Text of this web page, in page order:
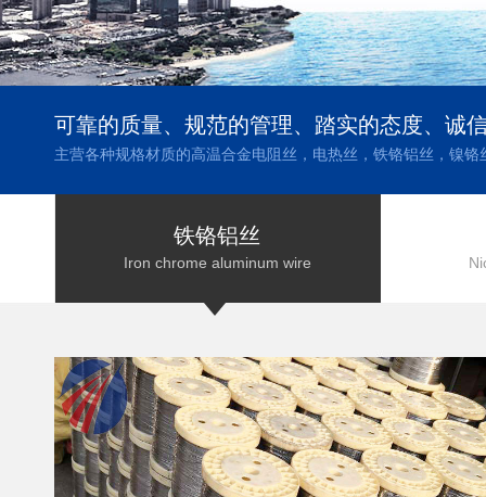
可靠的质量、规范的管理、踏实的态度、诚
主营各种规格材质的高温合金电阻丝，电热丝，铁铬铝丝，镍铬
铁铬铝丝
Iron chrome aluminum wire